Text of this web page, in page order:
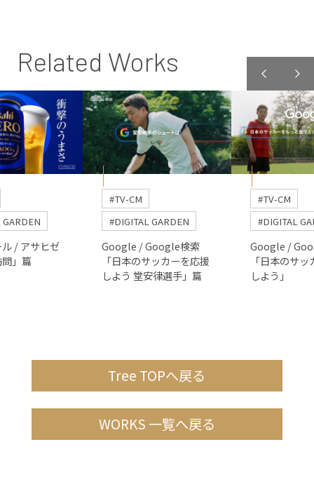
Related Works
/ アサヒゼ
」篇
#TV-CM
#DIGITAL GARDEN
Google / Google検索
「日本のサッカーを応援
しよう 堂安律選手」篇
#TV-CM
#DIGITAL
Google /
「日本のサ
しよう」
Tree TOPへ戻る
WORKS 一覧へ戻る